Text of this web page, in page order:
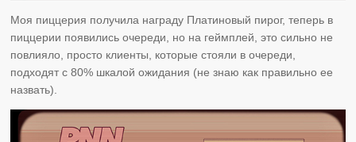
Моя пиццерия получила награду Платиновый пирог, теперь в
пиццерии появились очереди, но на геймплей, это сильно не
повлияло, просто клиенты, которые стояли в очереди,
подходят с 80% шкалой ожидания (не знаю как правильно ее
назвать).